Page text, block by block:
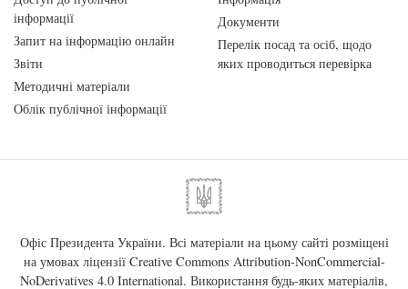
інформації
Запит на інформацію онлайн
Звіти
Методичні матеріали
Облік публічної інформації
Документи
Перелік посад та осіб, щодо
яких проводиться перевірка
Офіс Президента України. Всі матеріали на цьому сайті розміщені
на умовах ліцензії Creative Commons Attribution-NonCommercial-
NoDerivatives 4.0 International. Використання будь-яких матеріалів,